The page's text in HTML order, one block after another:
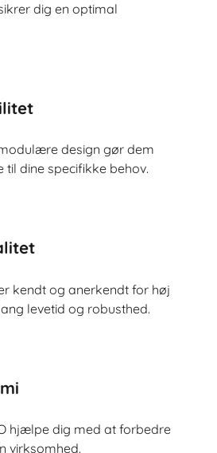
dig en optimal
design gør dem
til dine specifikke behov.
kendt og anerkendt for høj
levetid og robusthed.
hjælpe dig med at forbedre
virksomhed.